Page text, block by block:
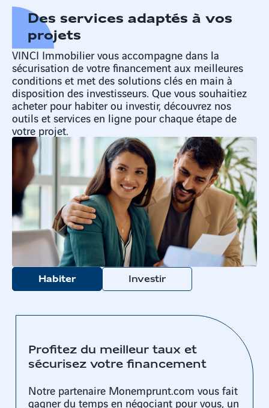
Des services adaptés à vos
projets
VINCI Immobilier vous accompagne dans la
sécurisation de votre financement aux meilleures
conditions et met des solutions clés en main à
disposition des investisseurs. Que vous souhaitiez
acheter pour habiter ou investir, découvrez nos
outils et services en ligne pour chaque étape de
votre projet.
Habiter Investir
Profitez du meilleur taux et
sécurisez votre financement
Notre partenaire Monemprunt.com vous fait
gagner du temps en négociant pour vous, un